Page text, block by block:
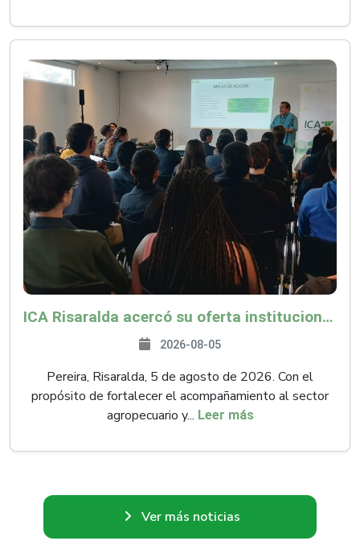
ICA Risaralda acercó su oferta institucional a productores y emprendedores en Expocamello
2026-08-05
Pereira, Risaralda, 5 de agosto de 2026. Con el
propósito de fortalecer el acompañamiento al sector
agropecuario y... Leer más
Ver más noticias